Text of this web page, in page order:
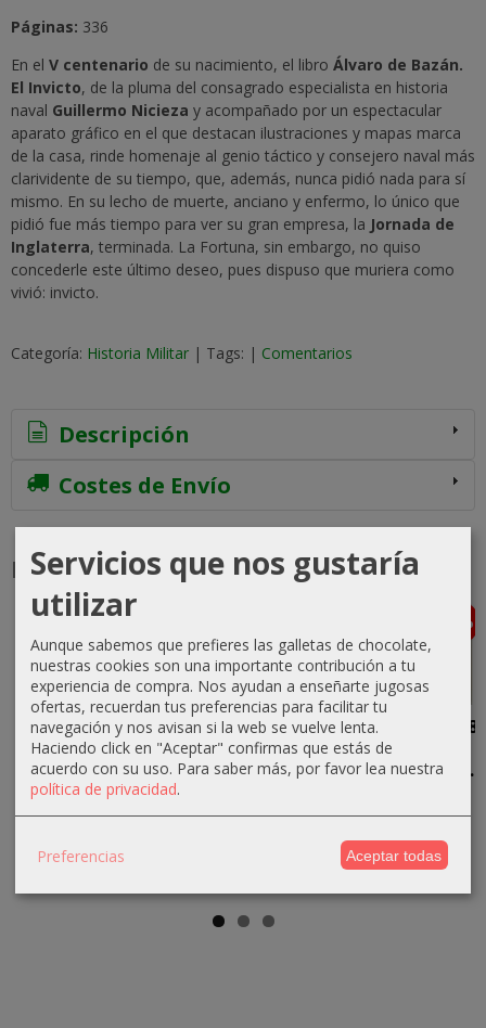
Páginas: 336
En el V centenario de su nacimiento, el libro Álvaro de Bazán.
El Invicto, de la pluma del consagrado especialista en historia
naval Guillermo Nicieza y acompañado por un espectacular
aparato gráfico en el que destacan ilustraciones y mapas marca
de la casa, rinde homenaje al genio táctico y consejero naval más
clarividente de su tiempo, que, además, nunca pidió nada para sí
mismo. En su lecho de muerte, anciano y enfermo, lo único que
pidió fue más tiempo para ver su gran empresa, la Jornada de
Inglaterra, terminada. La Fortuna, sin embargo, no quiso
concederle este último deseo, pues dispuso que muriera como
vivió: invicto.
Categoría: Historia Militar | Tags: | Comentarios
Descripción
Costes de Envío
Productos Relacionados
-5 %
Las
Campañas
Militares de
Amílcar...
21,85 €
23,00 €
Dogfight
22,80 €
24,00 €
Agotado
Las
Campañas
de
Magno
14,25 €
Agotado -5 %
Bailén 1808,
Derrotada...
Servicios que nos gustaría
utilizar
Aunque sabemos que prefieres las galletas de chocolate,
nuestras cookies son una importante contribución a tu
experiencia de compra. Nos ayudan a enseñarte jugosas
ofertas, recuerdan tus preferencias para facilitar tu
navegación y nos avisan si la web se vuelve lenta.
Haciendo click en "Aceptar" confirmas que estás de
acuerdo con su uso. Para saber más, por favor lea nuestra
política de privacidad.
Preferencias Aceptar todas